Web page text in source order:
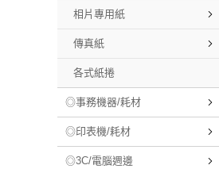
相片專用紙
傳真紙
各式紙捲
◎事務機器/耗材
◎印表機/耗材
◎3C/電腦週邊